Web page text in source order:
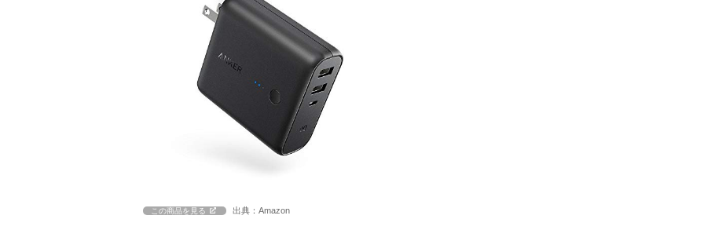
この商品を見る 出典：Amazon